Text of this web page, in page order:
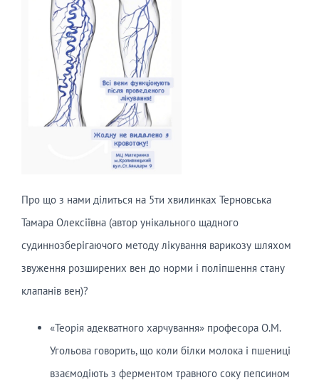
Про що з нами ділиться на 5ти хвилинках Терновська
Тамара Олексіївна (автор унікального щадного
судиннозберігаючого методу лікування варикозу шляхом
звуження розширених вен до норми і поліпшення стану
клапанів вен)?
«Теорія адекватного харчування» професора О.М.
Угольова говорить, що коли білки молока і пшениці
взаємодіють з ферментом травного соку пепсином